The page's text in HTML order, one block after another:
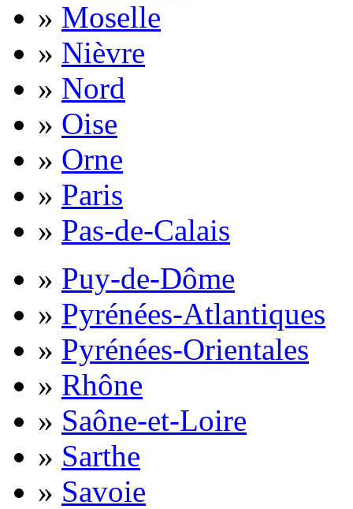
» Moselle
» Nièvre
» Nord
» Oise
» Orne
» Paris
» Pas-de-Calais
» Puy-de-Dôme
» Pyrénées-Atlantiques
» Pyrénées-Orientales
» Rhône
» Saône-et-Loire
» Sarthe
» Savoie